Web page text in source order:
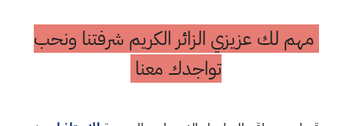
مهم لك عزيزي الزائر الكريم شرفتنا ونحب
تواجدك معنا